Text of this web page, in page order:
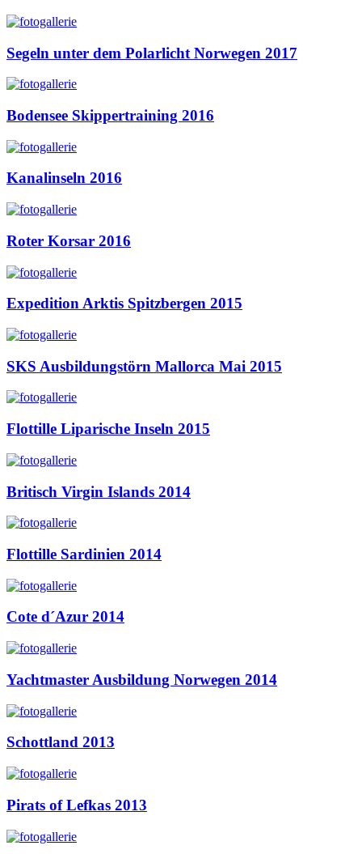
Segeln unter dem Polarlicht Norwegen 2017
Bodensee Skippertraining 2016
Kanalinseln 2016
Roter Korsar 2016
Expedition Arktis Spitzbergen 2015
SKS Ausbildungstörn Mallorca Mai 2015
Flottille Liparische Inseln 2015
Britisch Virgin Islands 2014
Flottille Sardinien 2014
Cote d´Azur 2014
Yachtmaster Ausbildung Norwegen 2014
Schottland 2013
Pirats of Lefkas 2013